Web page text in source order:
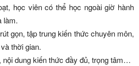
học viên có thể học ngoài giờ hành
làm.
gọn, tập trung kiến thức chuyên môn,
thời gian.
dung kiến thức đầy đủ, trọng tâm…